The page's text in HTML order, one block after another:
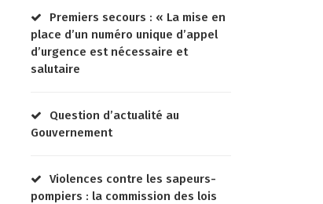
Premiers secours : « La mise en
place d’un numéro unique d’appel
d’urgence est nécessaire et
salutaire
Question d’actualité au
Gouvernement
Violences contre les sapeurs-
pompiers : la commission des lois